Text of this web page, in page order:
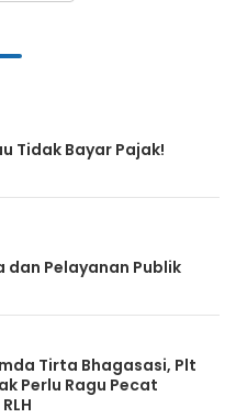
Tidak Bayar Pajak!
dan Pelayanan Publik
Tirta Bhagasasi, Plt
Perlu Ragu Pecat